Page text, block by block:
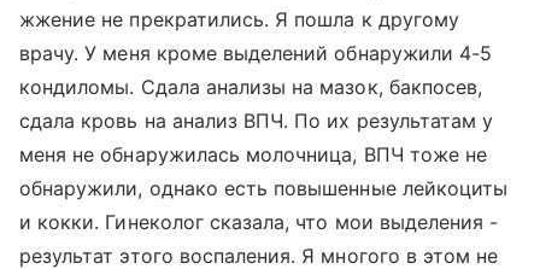
жжение не прекратились. Я пошла к другому
врачу. У меня кроме выделений обнаружили 4-5
кондиломы. Сдала анализы на мазок, бакпосев,
сдала кровь на анализ ВПЧ. По их результатам у
меня не обнаружилась молочница, ВПЧ тоже не
обнаружили, однако есть повышенные лейкоциты
и кокки. Гинеколог сказала, что мои выделения -
результат этого воспаления. Я многого в этом не